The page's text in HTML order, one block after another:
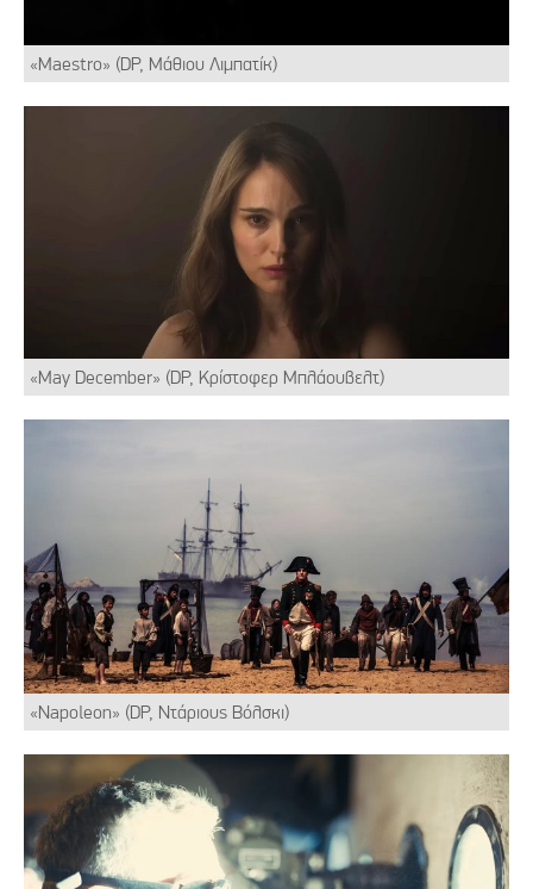
«Maestro» (DP, Mάθιου Λιμπατίκ)
«May December» (DP, Κρίστοφερ Μπλάουβελτ)
«Napoleon» (DP, Ντάριους Βόλσκι)